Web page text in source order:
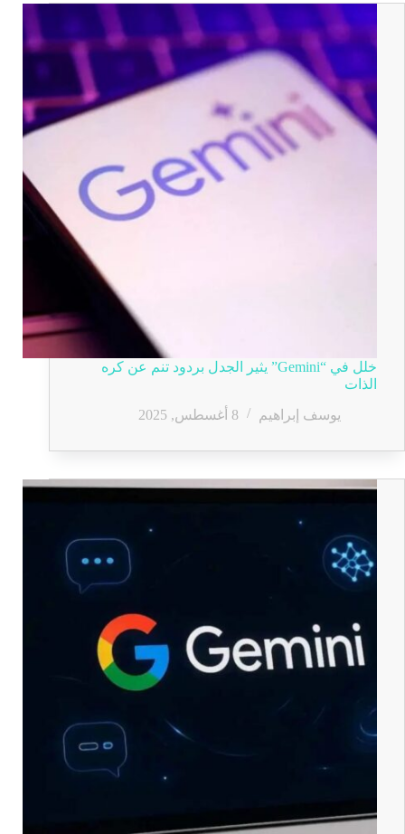
خلل في “Gemini” يثير الجدل بردود تنم عن كره
الذات
يوسف إبراهيم
8 أغسطس, 2025